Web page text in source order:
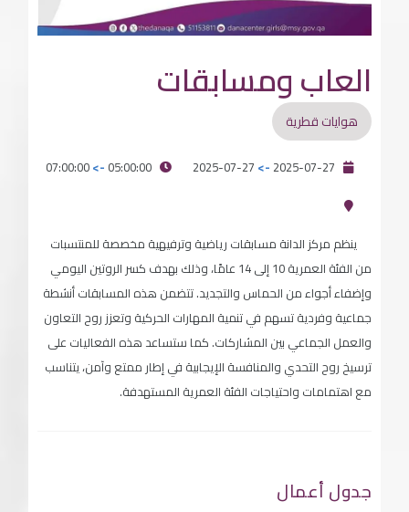
العاب ومسابقات
هوايات قطرية
->
->
ينظم مركز الدانة مسابقات رياضية وترفيهية مخصصة للمنتسبات
من الفئة العمرية 10 إلى 14 عامًا، وذلك بهدف كسر الروتين اليومي
وإضفاء أجواء من الحماس والتجديد. تتضمن هذه المسابقات أنشطة
جماعية وفردية تسهم في تنمية المهارات الحركية وتعزز روح التعاون
والعمل الجماعي بين المشاركات. كما ستساعد هذه الفعاليات على
ترسيخ روح التحدي والمنافسة الإيجابية في إطار ممتع وآمن، يتناسب
مع اهتمامات واحتياجات الفئة العمرية المستهدفة.
جدول أعمال